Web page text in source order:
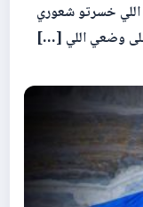
خسرتو شعوري
على وضعي اللي […]